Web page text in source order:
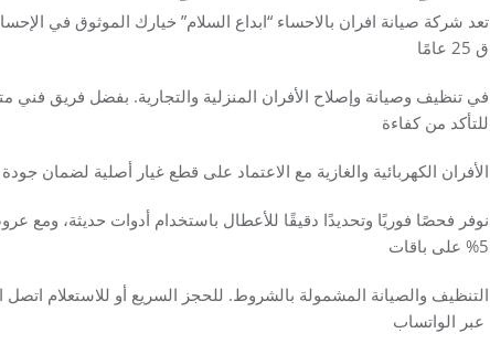
تعد شركة صيانة افران بالاحساء “ابداع السلام” خيارك الموثوق في
ق 25 عامًا
في تنظيف وصيانة وإصلاح الأفران المنزلية والتجارية. بفضل فريق
للتأكد من كفاءة
الأفران الكهربائية والغازية مع الاعتماد على قطع غيار أصلية لضمان
5% على باقات
عبر الواتساب